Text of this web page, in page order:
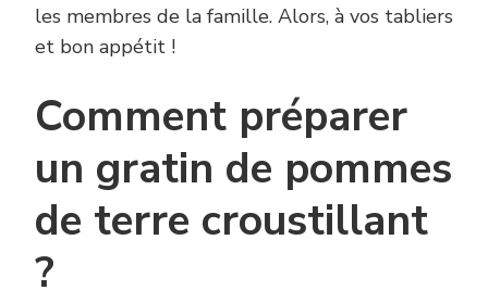
les membres de la famille. Alors, à vos tabliers
et bon appétit !
Comment préparer
un gratin de pommes
de terre croustillant
?